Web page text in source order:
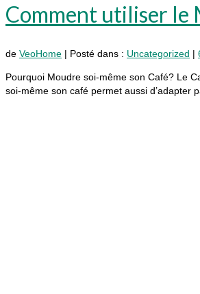
Comment utiliser le
de VeoHome | Posté dans : Uncategorized |
Pourquoi Moudre soi-même son Café? Le
soi-même son café permet aussi d’adapter